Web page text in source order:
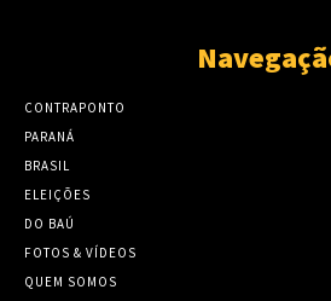
CONTRAPONTO
PARANÁ
BRASIL
ELEIÇÕES
DO BAÚ
FOTOS & VÍDEOS
QUEM SOMOS